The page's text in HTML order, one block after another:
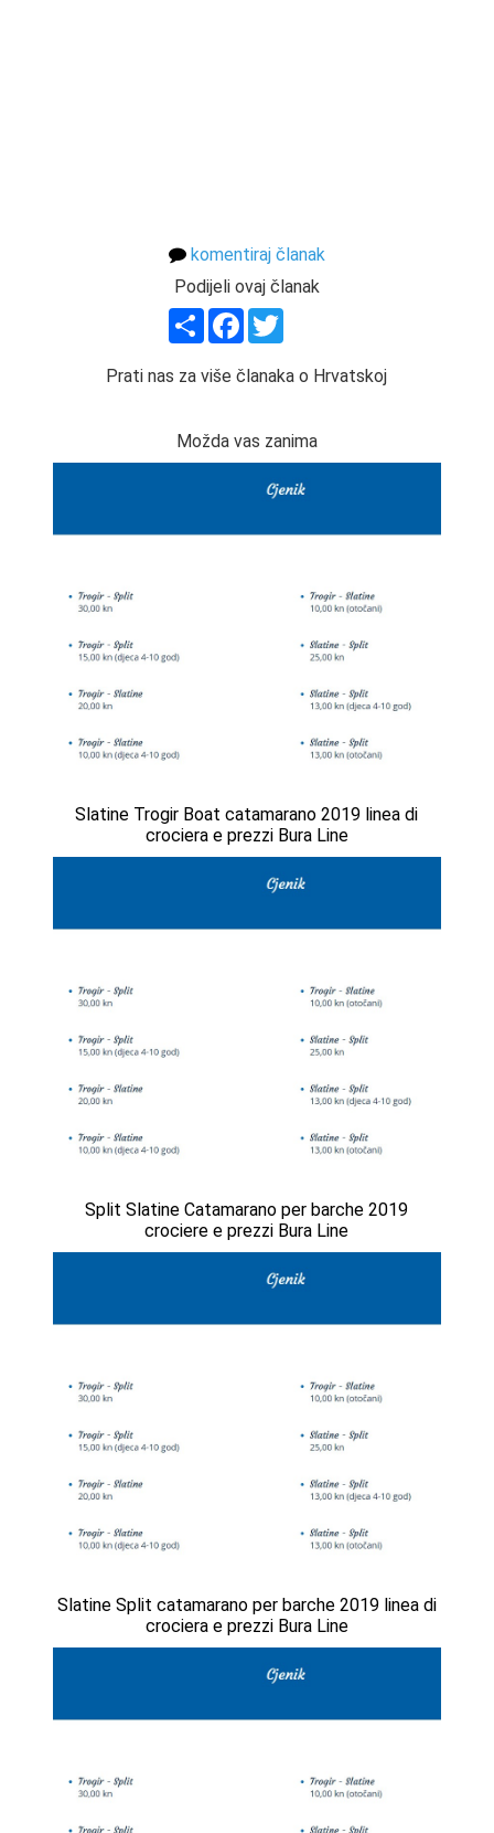
komentiraj članak
Podijeli ovaj članak
ShareFacebook
Prati nas za više članaka o Hrvatskoj
Možda vas zanima
Slatine Trogir Boat catamarano 2019 linea di
crociera e prezzi Bura Line
Split Slatine Catamarano per barche 2019
crociere e prezzi Bura Line
Slatine Split catamarano per barche 2019 linea di
crociera e prezzi Bura Line